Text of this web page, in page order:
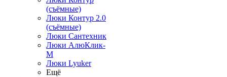
(съёмные)
Люки Контур 2.0
(съёмные)
Люки Сантехник
Люки АлюКлик-
М
Люки Lyuker
Ещё